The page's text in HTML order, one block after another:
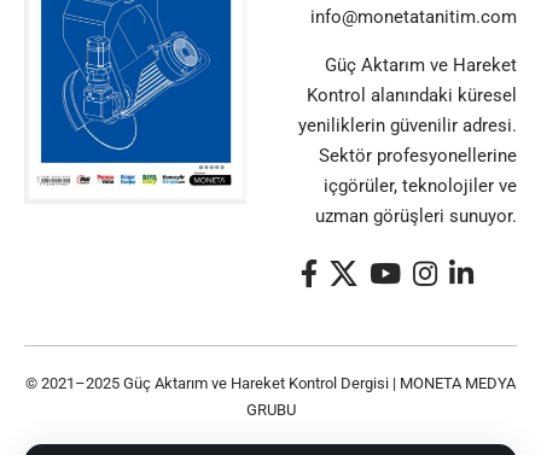
info@monetatanitim.com
Güç Aktarım ve Hareket
Kontrol alanındaki küresel
yeniliklerin güvenilir adresi.
Sektör profesyonellerine
içgörüler, teknolojiler ve
uzman görüşleri sunuyor.
© 2021–2025 Güç Aktarım ve Hareket Kontrol Dergisi | MONETA MEDYA
GRUBU